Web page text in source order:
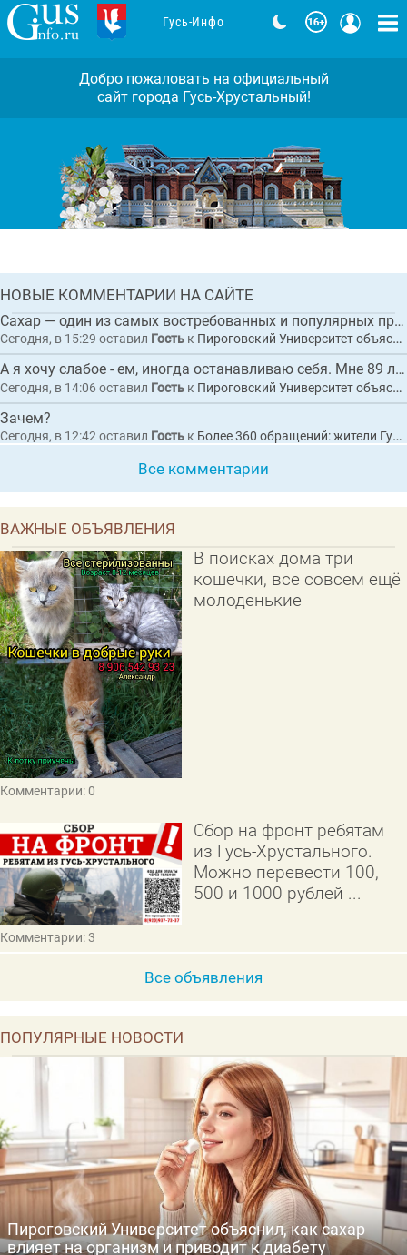
ГЛАВНАЯНОВОСТЬ
Задержан исполнительный директор
коммерческой организации по
обвинению в покушении на
набережной в Гусь-Хрустальном
НОВЫЕ КОММЕНТАРИИ НА САЙТЕ
Сахар — один из самых востребованных и популярных продуктов питания в мире.
Сегодня, в 15:29 оставил Гость к Пироговский Университет объяснил, как сахар влияет на организм и приводит к диабету
А я хочу слабое - ем, иногда останавливаю себя. Мне 89 лет. Не люблю ходить по в...
Сегодня, в 14:06 оставил Гость к Пироговский Университет объяснил, как сахар влияет на организм и приводит к диабету
Зачем?
Сегодня, в 12:42 оставил Гость к Более 360 обращений: жители Гусь-Хрустального пожаловались Президенту на разбитые дороги
Все комментарии
ВАЖНЫЕ ОБЪЯВЛЕНИЯ
В поисках дома три
кошечки, все совсем ещё
молоденькие
Комментарии: 0
Сбор на фронт ребятам
из Гусь-Хрустального.
Можно перевести 100,
500 и 1000 рублей ...
Комментарии: 3
Все объявления
ПОПУЛЯРНЫЕ НОВОСТИ
Пироговский Университет объяснил, как сахар
влияет на организм и приводит к диабету
Гусь-Инфо
Добро пожаловать на официальный
сайт города Гусь-Хрустальный!